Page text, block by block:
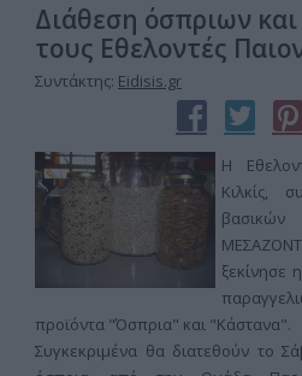
Διάθεση όσπριων
τους Εθελοντές
Συντάκτης: Eidisis.gr
Η
Κιλκίς,
βασικών
ξεκίνησε
προϊόντα "Όσπρια" και "Κάστανα".
Συγκεκριμένα θα διατεθούν το